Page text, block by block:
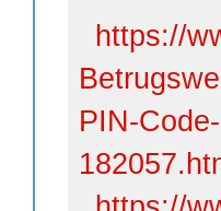
https://
PIN-